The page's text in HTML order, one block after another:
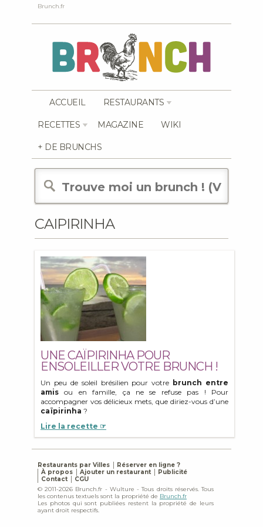
Brunch.fr
ACCUEIL RESTAURANTS
RECETTES MAGAZINE WIKI
+ DE BRUNCHS
CAIPIRINHA
UNE CAÏPIRINHA POUR
ENSOLEILLER VOTRE BRUNCH !
Un peu de soleil brésilien pour votre brunch entre
amisou en famille, ça ne se refuse pas ! Pour
accompagner vos délicieux mets, que diriez-vous d’une
caïpirinha ?
Lire la recette ☞
Restaurants par Villes
Réserver en ligne ?
À propos
Ajouter un restaurant
Publicité
Contact
CGU
© 2011-2026 Brunch.fr - Wulture - Tous droits réservés. Tous
les contenus textuels sont la propriété de Brunch.fr
Les photos qui sont publiées restent la propriété de leurs
ayant droit respectifs.